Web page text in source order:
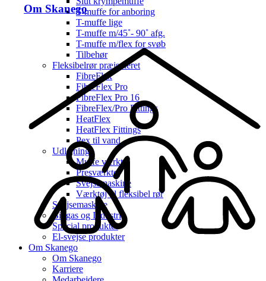
Om SkanegoT-muffe for anboring
T-muffe lige
T-muffe m/45˚- 90˚ afg.
T-muffe m/flex for svøb
Tilbehør
Fleksibelrør præisoleret
FibreFlex
FibreFlex Pro
FibreFlex Pro 16
FibreFlex/Pro Fittings
HeatFlex
HeatFlex Fittings
Pex til vand
Udlejning
Muffe værktøj
Presværktøj
Svejsemaskine
Værktøj til fleksibel rør
Svejsemaskine
Biogas og Industri
Special produkter
El-svejse produkter
Om Skanego
Om Skanego
Karriere